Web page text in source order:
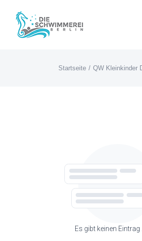
Zum
Inhalt
Startseite QW Kleinkinder
Es gibt keinen Eintrag